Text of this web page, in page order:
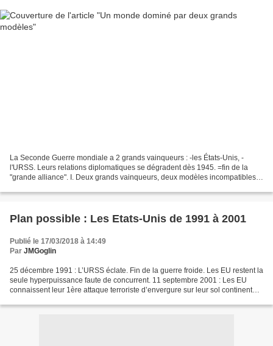
La Seconde Guerre mondiale a 2 grands vainqueurs : -les États-Unis, -
l'URSS. Leurs relations diplomatiques se dégradent dès 1945. =fin de la
"grande alliance". I. Deux grands vainqueurs, deux modèles incompatibles.
Plan possible : Les Etats-Unis de 1991 à 2001
Publié le 17/03/2018 à 14:49
Par JMGoglin
25 décembre 1991 : L’URSS éclate. Fin de la guerre froide. Les EU restent la
seule hyperpuissance faute de concurrent. 11 septembre 2001 : Les EU
connaissent leur 1ère attaque terroriste d’envergure sur leur sol continental.